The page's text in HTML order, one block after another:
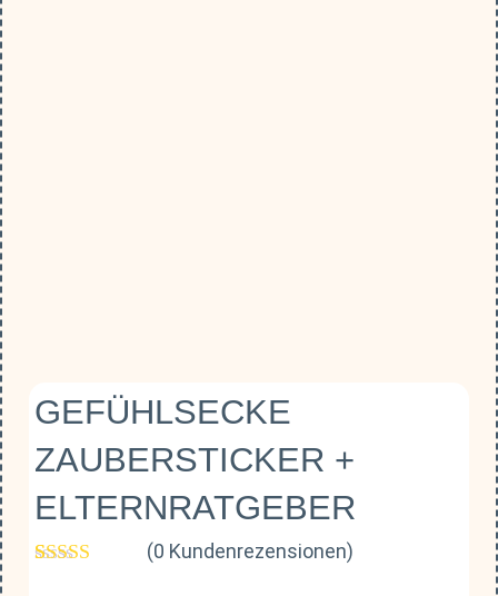
GEFÜHLSECKE
ZAUBERSTICKER +
ELTERNRATGEBER
(0 Kundenrezensionen)